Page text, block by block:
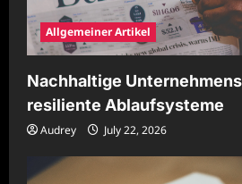
Allgemeiner Artikel
Nachhaltige
resiliente Ablaufsysteme
Audrey July 22, 2026